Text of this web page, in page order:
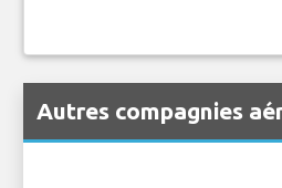
Autres compagnies